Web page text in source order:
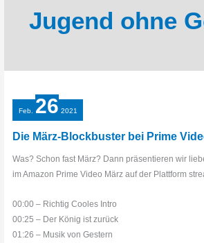
Jugend ohne
Feb. 26 2021
Die März-Blockbuster bei Prime
Was? Schon fast März? Dann präsentieren wir
im Amazon Prime Video März auf der Plattform
00:00 – Richtig Cooles Intro
00:25 – Der König ist zurück
01:26 – Musik von Gestern